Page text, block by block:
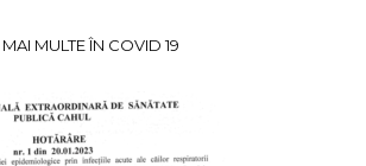
MAI MULTE ÎN COVID 19